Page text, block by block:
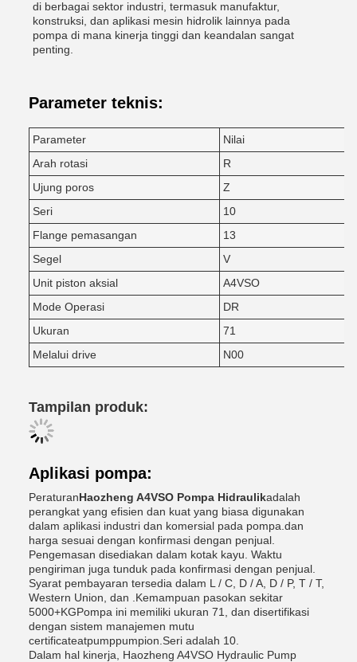
di berbagai sektor industri, termasuk manufaktur,
konstruksi, dan aplikasi mesin hidrolik lainnya pada
pompa di mana kinerja tinggi dan keandalan sangat
penting.
Parameter teknis:
Parameter
Nilai
Arah rotasi
R
Ujung poros
Z
Seri
10
Flange pemasangan
13
Segel
V
Unit piston aksial
A4VSO
Mode Operasi
DR
Ukuran
71
Melalui drive
N00
Tampilan produk:
Aplikasi pompa:
PeraturanHaozheng A4VSO Pompa Hidraulikadalah
perangkat yang efisien dan kuat yang biasa digunakan
dalam aplikasi industri dan komersial pada pompa.dan
harga sesuai dengan konfirmasi dengan penjual.
Pengemasan disediakan dalam kotak kayu. Waktu
pengiriman juga tunduk pada konfirmasi dengan penjual.
Syarat pembayaran tersedia dalam L / C, D / A, D / P, T / T,
Western Union, dan .Kemampuan pasokan sekitar
5000+KGPompa ini memiliki ukuran 71, dan disertifikasi
dengan sistem manajemen mutu
certificateatpumppumpion.Seri adalah 10.
Dalam hal kinerja, Haozheng A4VSO Hydraulic Pump